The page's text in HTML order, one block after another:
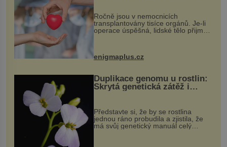
Ročně jsou v nemocnicích
transplantovány tisíce orgánů. Je-li
operace úspěšná, lidské tělo přijme
enigmaplus.cz
Duplikace genomu u rostlin:
Skrytá genetická zátěž i
Představte si, že by se rostlina
jednou ráno probudila a zjistila, že
má svůj genetický manuál celý